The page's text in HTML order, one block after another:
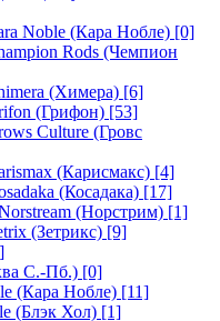
Noble (Кара Нобле) [0]
Rods (Чемпион
(Химера) [6]
(Грифон) [53]
Culture (Гровс
(Карисмакс) [4]
(Косадака) [17]
(Норстрим) [1]
(Зетрикс) [9]
С.-Пб.) [0]
(Кара Нобле) [11]
(Блэк Хол) [1]